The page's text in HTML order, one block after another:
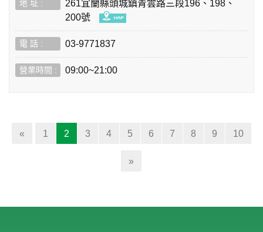
261宜蘭縣頭城鎮青雲路三段196、198、
200號
03-9771837
09:00~21:00
« 1 2 (current)
3 4 5 6 7 8 9 10
»